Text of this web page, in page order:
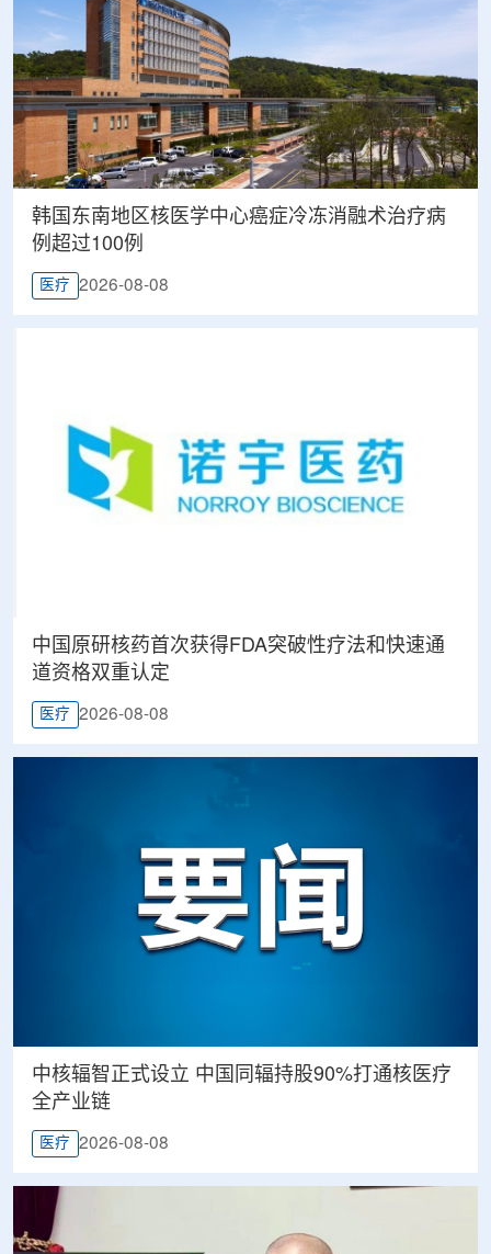
韩国东南地区核医学中心癌症冷冻消融术治疗病
例超过100例
医疗 2026-08-08
中国原研核药首次获得FDA突破性疗法和快速通
道资格双重认定
医疗 2026-08-08
中核辐智正式设立 中国同辐持股90%打通核医疗
全产业链
医疗 2026-08-08